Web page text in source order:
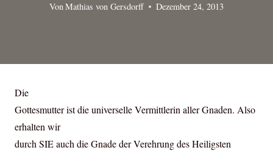
VonMathias von Gersdorff Dezember 24, 2013
Die
Gottesmutter ist die universelle Vermittlerin aller Gnaden. Also
erhalten wir
durch SIE auch die Gnade der Verehrung des Heiligsten